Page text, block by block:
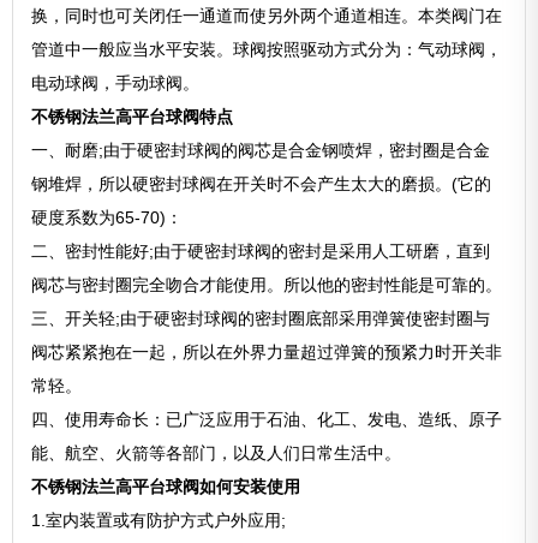
换，同时也可关闭任一通道而使另外两个通道相连。本类阀门在
管道中一般应当水平安装。球阀按照驱动方式分为：气动球阀，
电动球阀，手动球阀。
不锈钢法兰高平台球阀特点
一、耐磨;由于硬密封球阀的阀芯是合金钢喷焊，密封圈是合金
钢堆焊，所以硬密封球阀在开关时不会产生太大的磨损。(它的
硬度系数为65-70)：
二、密封性能好;由于硬密封球阀的密封是采用人工研磨，直到
阀芯与密封圈完全吻合才能使用。所以他的密封性能是可靠的。
三、开关轻;由于硬密封球阀的密封圈底部采用弹簧使密封圈与
阀芯紧紧抱在一起，所以在外界力量超过弹簧的预紧力时开关非
常轻。
四、使用寿命长：已广泛应用于石油、化工、发电、造纸、原子
能、航空、火箭等各部门，以及人们日常生活中。
不锈钢法兰高平台球阀如何安装使用
1.室内装置或有防护方式户外应用;